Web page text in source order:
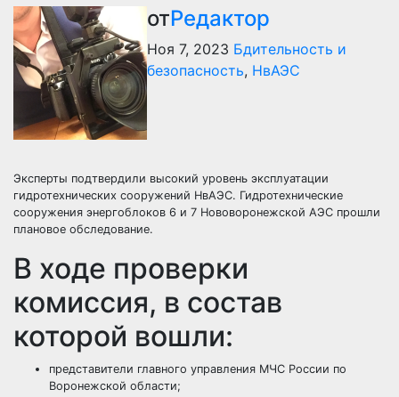
отРедактор
Ноя 7, 2023 Бдительность и
безопасность, НвАЭС
Эксперты подтвердили высокий уровень эксплуатации
гидротехнических сооружений НвАЭС. Гидротехнические
сооружения энергоблоков 6 и 7 Нововоронежской АЭС прошли
плановое обследование.
В ходе проверки
комиссия, в состав
которой вошли:
представители главного управления МЧС России по
Воронежской области;